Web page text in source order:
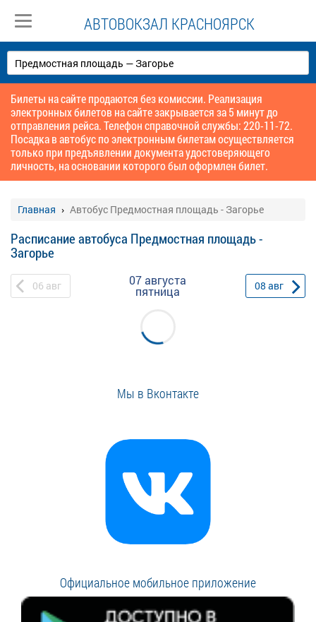
АВТОВОКЗАЛ КРАСНОЯРСК
Билеты на сайте продаются без комиссии. Реализация
электронных билетов на сайте закрывается за 5 минут до
отправления рейса. Телефон справочной службы: 220-11-72.
Посадка в автобус по электронным билетам осуществляется
только при предъявлении документа удостоверяющего
личность, на основании которого был оформлен билет.
Главная Автобус Предмостная площадь - Загорье
Расписание автобуса Предмостная площадь -
Загорье
06 авг 07 августа
пятница 08 авг
Мы в Вконтакте
Официальное мобильное приложение